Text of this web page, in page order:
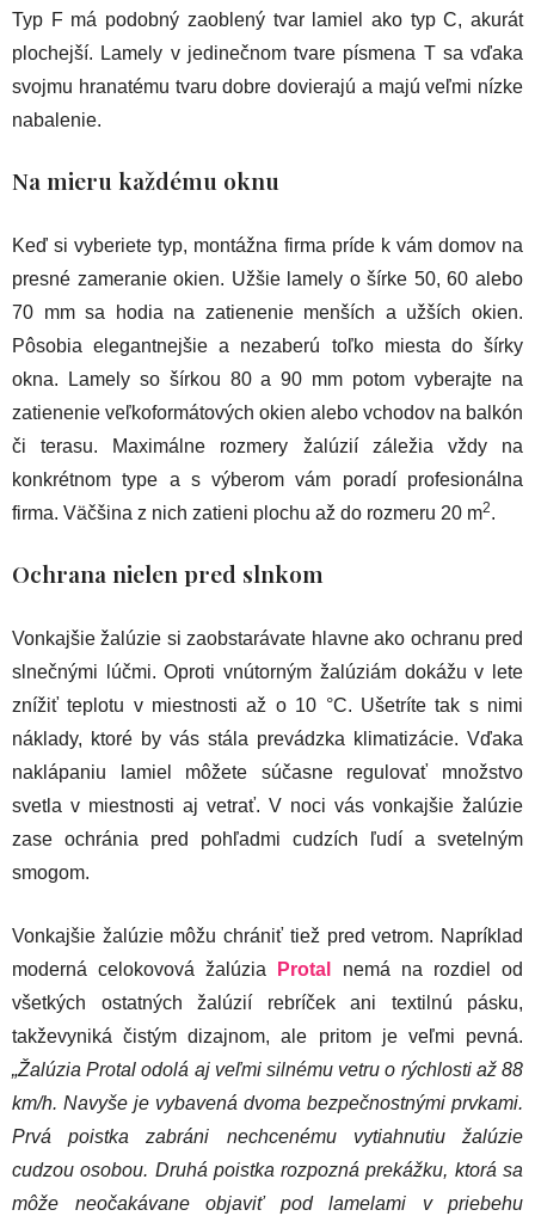
Typ F má podobný zaoblený tvar lamiel ako typ C, akurát
plochejší. Lamely v jedinečnom tvare písmena T sa vďaka
svojmu hranatému tvaru dobre dovierajú a majú veľmi nízke
nabalenie.
Na mieru každému oknu
Keď si vyberiete typ, montážna firma príde k vám domov na
presné zameranie okien. Užšie lamely o šírke 50, 60 alebo
70 mm sa hodia na zatienenie menších a užších okien.
Pôsobia elegantnejšie a nezaberú toľko miesta do šírky
okna. Lamely so šírkou 80 a 90 mm potom vyberajte na
zatienenie veľkoformátových okien alebo vchodov na balkón
či terasu. Maximálne rozmery žalúzií záležia vždy na
konkrétnom type a s výberom vám poradí profesionálna
firma. Väčšina z nich zatieni plochu až do rozmeru 20 m2.
Ochrana nielen pred slnkom
Vonkajšie žalúzie si zaobstarávate hlavne ako ochranu pred
slnečnými lúčmi. Oproti vnútorným žalúziám dokážu v lete
znížiť teplotu v miestnosti až o 10 °C. Ušetríte tak s nimi
náklady, ktoré by vás stála prevádzka klimatizácie. Vďaka
naklápaniu lamiel môžete súčasne regulovať množstvo
svetla v miestnosti aj vetrať. V noci vás vonkajšie žalúzie
zase ochránia pred pohľadmi cudzích ľudí a svetelným
smogom.
Vonkajšie žalúzie môžu chrániť tiež pred vetrom. Napríklad
moderná celokovová žalúzia
Protal
nemá na rozdiel od
všetkých ostatných žalúzií rebríček ani textilnú pásku,
takževyniká čistým dizajnom, ale pritom je veľmi pevná.
„Žalúzia Protal odolá aj veľmi silnému vetru o rýchlosti až 88
km/h. Navyše je vybavená dvoma bezpečnostnými prvkami.
Prvá poistka zabráni nechcenému vytiahnutiu žalúzie
cudzou osobou. Druhá poistka rozpozná prekážku, ktorá sa
môže neočakávane objaviť pod lamelami v priebehu